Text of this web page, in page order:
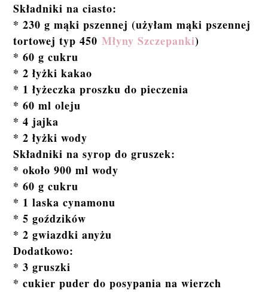
Składniki na ciasto:
* 230 g mąki pszennej (użyłam mąki pszennej
tortowej typ 450Młyny Szczepanki)
* 60 g cukru
* 2 łyżki kakao
* 1 łyżeczka proszku do pieczenia
* 60 ml oleju
* 4 jajka
* 2 łyżki wody
Składniki na syrop do gruszek:
* około 900 ml wody
* 60 g cukru
* 1 laska cynamonu
* 5 goździków
* 2 gwiazdki anyżu
Dodatkowo:
* 3 gruszki
* cukier puder do posypania na wierzch